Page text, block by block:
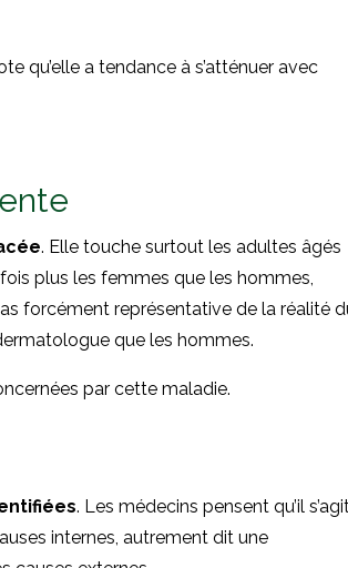
qu’elle a tendance à s’atténuer avec
. Elle touche surtout les adultes âgés
plus les femmes que les hommes,
forcément représentative de la réalité
que les hommes.
par cette maladie.
. Les médecins pensent qu’il
internes, autrement dit une